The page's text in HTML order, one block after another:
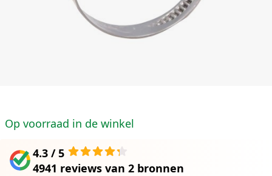
Op voorraad in de winkel
4.3 / 5
4941 reviews van 2 bronnen